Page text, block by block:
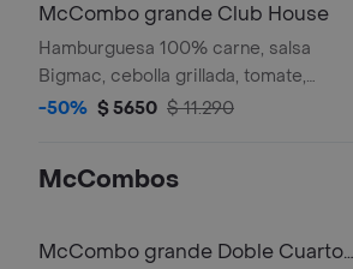
McCombo grande Club House
Hamburguesa 100% carne, salsa
Bigmac, cebolla grillada, tomate,
lechuga, tocino y queso. Acompañado
-50% $ 5650 $ 11.290
McCombos
McCombo grande Doble Cuarto